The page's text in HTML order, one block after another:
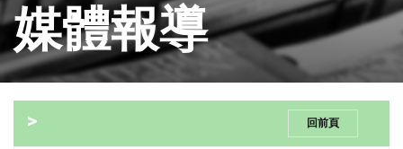
媒體報導
回前頁
>